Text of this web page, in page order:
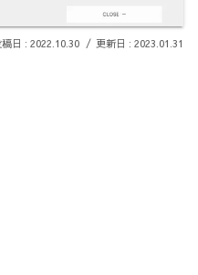
2022.10.30 2023.01.31